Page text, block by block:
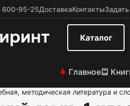
600-95-25ДоставкаКонтакты
Каталог
Главное
методическая литература и